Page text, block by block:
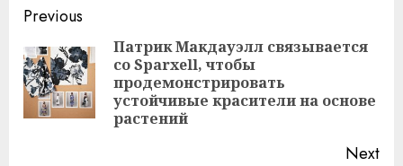
Continue
Reading
Previous
Патрик Макдауэлл связывается
со Sparxell, чтобы
продемонстрировать
устойчивые красители на основе
растений
Next